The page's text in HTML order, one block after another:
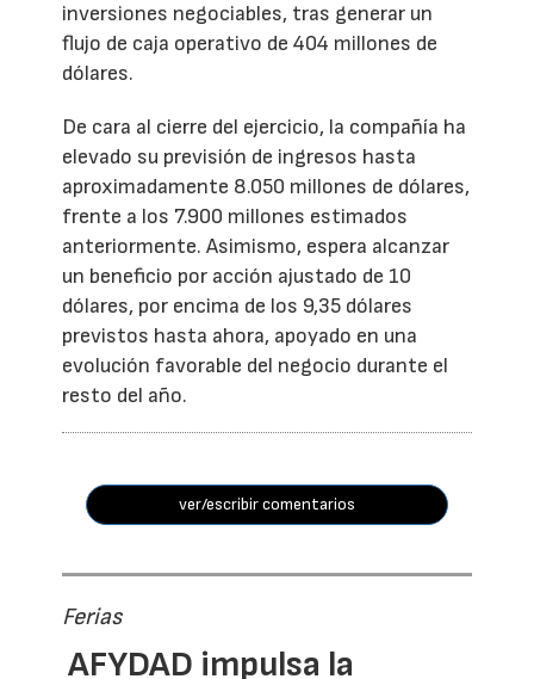
inversiones negociables, tras generar un
flujo de caja operativo de 404 millones de
dólares.
De cara al cierre del ejercicio, la compañía ha
elevado su previsión de ingresos hasta
aproximadamente 8.050 millones de dólares,
frente a los 7.900 millones estimados
anteriormente. Asimismo, espera alcanzar
un beneficio por acción ajustado de 10
dólares, por encima de los 9,35 dólares
previstos hasta ahora, apoyado en una
evolución favorable del negocio durante el
resto del año.
ver/escribir comentarios
Ferias
AFYDAD impulsa la